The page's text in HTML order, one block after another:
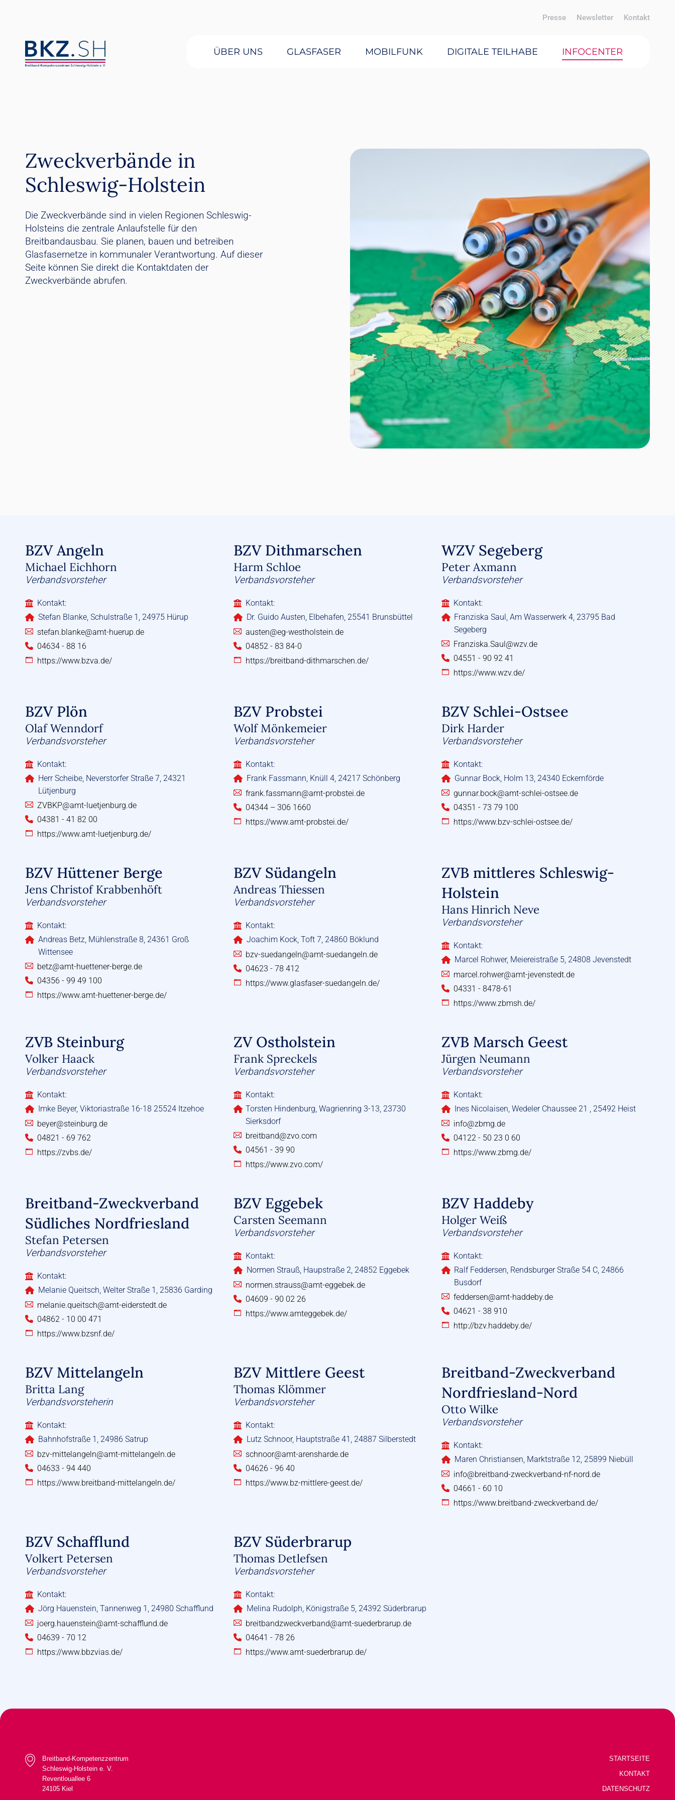
Presse Newsletter Kontakt
ÜBER UNS GLASFASER MOBILFUNK DIGITALE TEILHABE INFOCENTER
Zweckverbände in
Schleswig-Holstein
Die Zweckverbände sind in vielen Regionen Schleswig-
Holsteins die zentrale Anlaufstelle für den
Breitbandausbau. Sie planen, bauen und betreiben
Glasfasernetze in kommunaler Verantwortung. Auf dieser
Seite können Sie direkt die Kontaktdaten der
Zweckverbände abrufen.
BZV Angeln
Michael Eichhorn
Verbandsvorsteher
Kontakt:
Stefan Blanke, Schulstraße 1, 24975 Hürup
stefan.blanke@amt-huerup.de
04634 - 88 16
https://www.bzva.de/
BZV Dithmarschen
Harm Schloe
Verbandsvorsteher
Kontakt:
Dr. Guido Austen, Elbehafen, 25541 Brunsbüttel
austen@eg-westholstein.de
04852 - 83 84-0
https://breitband-dithmarschen.de/
WZV Segeberg
Peter Axmann
Verbandsvorsteher
Kontakt:
Franziska Saul, Am Wasserwerk 4, 23795 Bad
Segeberg
Franziska.Saul@wzv.de
04551 - 90 92 41
https://www.wzv.de/
BZV Plön
Olaf Wenndorf
Verbandsvorsteher
Kontakt:
Herr Scheibe, Neverstorfer Straße 7, 24321
Lütjenburg
ZVBKP@amt-luetjenburg.de
04381 - 41 82 00
https://www.amt-luetjenburg.de/
BZV Probstei
Wolf Mönkemeier
Verbandsvorsteher
Kontakt:
Frank Fassmann, Knüll 4, 24217 Schönberg
frank.fassmann@amt-probstei.de
04344 – 306 1660
https://www.amt-probstei.de/
BZV Schlei-Ostsee
Dirk Harder
Verbandsvorsteher
Kontakt:
Gunnar Bock, Holm 13, 24340 Eckernförde
gunnar.bock@amt-schlei-ostsee.de
04351 - 73 79 100
https://www.bzv-schlei-ostsee.de/
BZV Hüttener Berge
Jens Christof Krabbenhöft
Verbandsvorsteher
Kontakt:
Andreas Betz, Mühlenstraße 8, 24361 Groß
Wittensee
betz@amt-huettener-berge.de
04356 - 99 49 100
https://www.amt-huettener-berge.de/
BZV Südangeln
Andreas Thiessen
Verbandsvorsteher
Kontakt:
Joachim Kock, Toft 7, 24860 Böklund
bzv-suedangeln@amt-suedangeln.de
04623 - 78 412
https://www.glasfaser-suedangeln.de/
ZVB mittleres Schleswig-
Holstein
Hans Hinrich Neve
Verbandsvorsteher
Kontakt:
Marcel Rohwer, Meiereistraße 5, 24808 Jevenstedt
marcel.rohwer@amt-jevenstedt.de
04331 - 8478-61
https://www.zbmsh.de/
ZVB Steinburg
Volker Haack
Verbandsvorsteher
Kontakt:
Imke Beyer, Viktoriastraße 16-18 25524 Itzehoe
beyer@steinburg.de
04821 - 69 762
https://zvbs.de/
ZV Ostholstein
Frank Spreckels
Verbandsvorsteher
Kontakt:
Torsten Hindenburg, Wagrienring 3-13, 23730
Sierksdorf
breitband@zvo.com
04561 - 39 90
https://www.zvo.com/
ZVB Marsch Geest
Jürgen Neumann
Verbandsvorsteher
Kontakt:
Ines Nicolaisen, Wedeler Chaussee 21 , 25492 Heist
info@zbmg.de
04122 - 50 23 0 60
https://www.zbmg.de/
Breitband-Zweckverband
Südliches Nordfriesland
Stefan Petersen
Verbandsvorsteher
Kontakt:
Melanie Queitsch, Welter Straße 1, 25836 Garding
melanie.queitsch@amt-eiderstedt.de
04862 - 10 00 471
https://www.bzsnf.de/
BZV Eggebek
Carsten Seemann
Verbandsvorsteher
Kontakt:
Normen Strauß, Haupstraße 2, 24852 Eggebek
normen.strauss@amt-eggebek.de
04609 - 90 02 26
https://www.amteggebek.de/
BZV Haddeby
Holger Weiß
Verbandsvorsteher
Kontakt:
Ralf Feddersen, Rendsburger Straße 54 C, 24866
Busdorf
feddersen@amt-haddeby.de
04621 - 38 910
http://bzv.haddeby.de/
BZV Mittelangeln
Britta Lang
Verbandsvorsteherin
Kontakt:
Bahnhofstraße 1, 24986 Satrup
bzv-mittelangeln@amt-mittelangeln.de
04633 - 94 440
https://www.breitband-mittelangeln.de/
BZV Mittlere Geest
Thomas Klömmer
Verbandsvorsteher
Kontakt:
Lutz Schnoor, Hauptstraße 41, 24887 Silberstedt
schnoor@amt-arensharde.de
04626 - 96 40
https://www.bz-mittlere-geest.de/
Breitband-Zweckverband
Nordfriesland-Nord
Otto Wilke
Verbandsvorsteher
Kontakt:
Maren Christiansen, Marktstraße 12, 25899 Niebüll
info@breitband-zweckverband-nf-nord.de
04661 - 60 10
https://www.breitband-zweckverband.de/
BZV Schafflund
Volkert Petersen
Verbandsvorsteher
Kontakt:
Jörg Hauenstein, Tannenweg 1, 24980 Schafflund
joerg.hauenstein@amt-schafflund.de
04639 - 70 12
https://www.bbzvias.de/
BZV Süderbrarup
Thomas Detlefsen
Verbandsvorsteher
Kontakt:
Melina Rudolph, Königstraße 5, 24392 Süderbrarup
breitbandzweckverband@amt-suederbrarup.de
04641 - 78 26
https://www.amt-suederbrarup.de/
Breitband-Kompetenzzentrum
Schleswig-Holstein e. V.
Reventlouallee 6
24105 Kiel
STARTSEITE
KONTAKT
DATENSCHUTZ